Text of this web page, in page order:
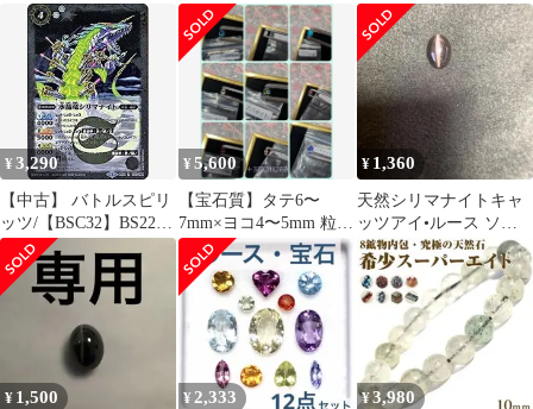
5.39g 天然石 鉱物標本
¥3,290
【中古】 バトルスピリ
ッツ/【BSC32】BS22-
031 水晶竜シリマナイ
ト R
¥5,600
【宝石質】タテ6〜
7mm×ヨコ4〜5mm 粒揃
いルース12点セット
¥ 1,360
天然シリマナイトキャ
ッツアイ•ルース ソー
ティング付き
¥ 1,500 ¥ 2,333 ¥3,980